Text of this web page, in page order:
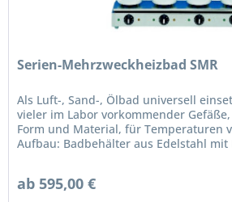
Serien-Mehrzweckheizbad SMR
Als Luft-, Sand-, Ölbad universell
vieler im Labor vorkommender
Form und Material, für Temperaturen
Aufbau: Badbehälter aus Edelstahl mit
ab 595,00 €